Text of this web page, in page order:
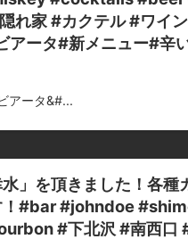
家 #カクテル #ワイ
アータ#新メニュー#辛
アータ&#...
」を頂きました！各種
！#bar #johndoe
#下北沢 #南西口 #